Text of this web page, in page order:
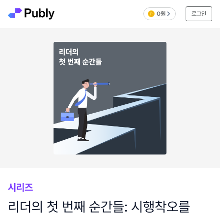
0원 로그인
시리즈
리더의 첫 번째 순간들: 시행착오를